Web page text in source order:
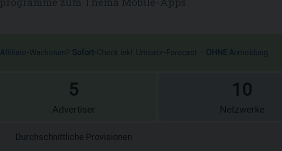
Affiliate-Wachstum? Sofort-Check inkl. Umsatz-Forecast – OHNE Anmeldung.
5
Advertiser
10
Netzwerke
Durchschnittliche Provisionen